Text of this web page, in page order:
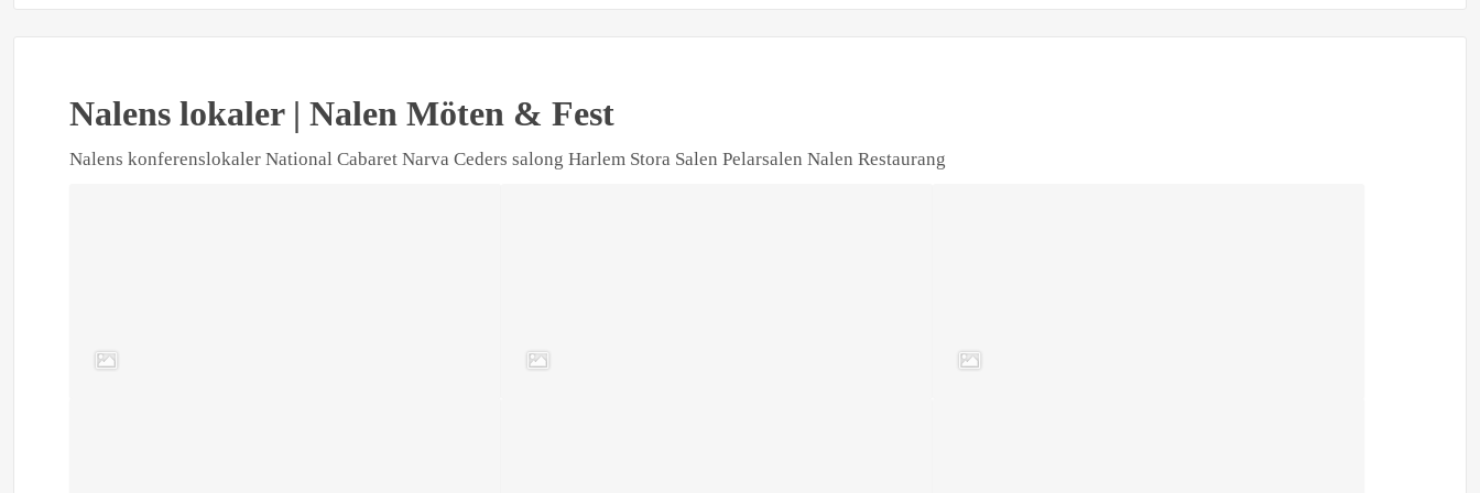
Nalens lokaler | Nalen Möten & Fest
Nalens konferenslokaler National Cabaret Narva Ceders salong Harlem Stora Salen Pelarsalen Nalen Restaurang